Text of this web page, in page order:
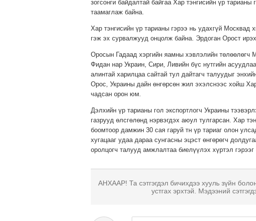
зогсонги байдалтай байгаа Хар тэнгисийн үр
таамаглаж байна.
Хар тэнгисийн үр тарианы гэрээ нь удахгүй
гэж эх сурвалжууд онцолж байна. Эрдоган Орост
Оросын Гадаад хэргийн яамны хэвлэлийн
Фидан нар Украин, Сири, Ливийн бүс нутгийн
алинтай харилцаа сайтай тул дайтагч талуудыг
Орос, Украины дайн өнгөрсөн жил эхэлснээс хойш
чадсан орон юм.
Дэлхийн үр тарианы гол экспортлогч Украины
газрууд өлсгөлөнд нэрвэгдэх аюул тулгарсан. Хар
боомтоор дамжин 30 сая гаруй тн үр тариаг олон
хугацааг удаа дараа сунгасны эцэст өнгөрөгч
оролцогч талууд амжлалтаа биелүүлэх хүртэл
АНХААР! Та сэтгэгдэл бичихдээ хууль зүйн
устгах эрхтэй. Мэдээний